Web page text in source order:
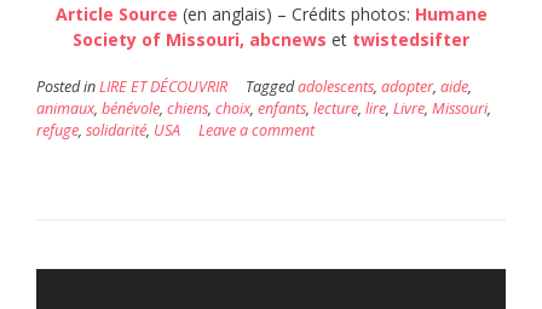
Article Source (en anglais) – Crédits photos: Humane
Society of Missouri, abcnews et twistedsifter
Posted inLIRE ET DÉCOUVRIR Taggedadolescents, adopter, aide,
animaux, bénévole, chiens, choix, enfants, lecture, lire, Livre, Missouri,
refuge, solidarité, USA Leave a comment